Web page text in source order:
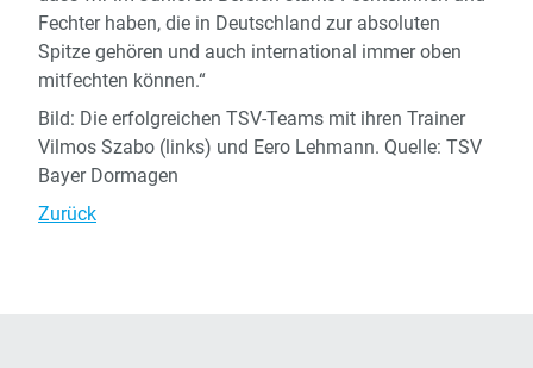
Fechter haben, die in Deutschland zur absoluten
Spitze gehören und auch international immer oben
mitfechten können.“
Bild: Die erfolgreichen TSV-Teams mit ihren Trainer
Vilmos Szabo (links) und Eero Lehmann. Quelle: TSV
Bayer Dormagen
Zurück